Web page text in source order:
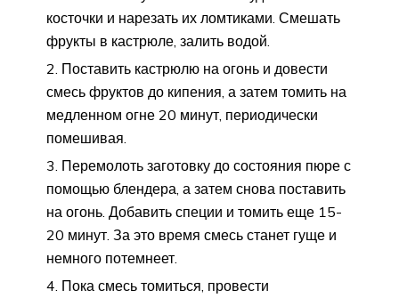
косточки и нарезать их ломтиками. Смешать
фрукты в кастрюле, залить водой.
Поставить кастрюлю на огонь и довести
смесь фруктов до кипения, а затем томить на
медленном огне 20 минут, периодически
помешивая.
Перемолоть заготовку до состояния пюре с
помощью блендера, а затем снова поставить
на огонь. Добавить специи и томить еще 15-
20 минут. За это время смесь станет гуще и
немного потемнеет.
Пока смесь томиться, провести